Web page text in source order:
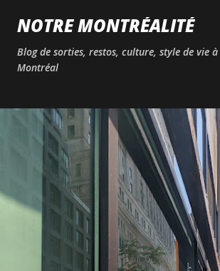
Passer au contenu principal
NOTRE MONTRÉALITÉ
Blog de sorties, restos, culture, style de vie à
Montréal